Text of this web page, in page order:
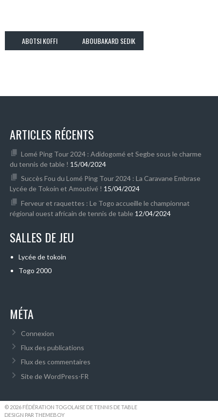
ABOTSI KOFFI ABOUBAKARD SEDIK
ARTICLES RÉCENTS
Lomé Ping Tour 2024 : Adidogomé et Segbe sous le charme
du tennis de table ! 15/04/2024
Succès Fou du Lomé Ping Tour 2024 : La Caravane Embrase
Lycée de Tokoin et Amoutivé ! 15/04/2024
Ferveur et raquettes : Le Togo accueille le championnat
régional ouest africain de tennis de table 12/04/2024
SALLES DE JEU
Lycée de tokoin
Togo 2000
MÉTA
Connexion
Flux des publications
Flux des commentaires
Site de WordPress-FR
© 2026 FÉDÉRATION TOGOLAISE DE TENNIS DE TABLE
DESIGN PAR THEMEBOY